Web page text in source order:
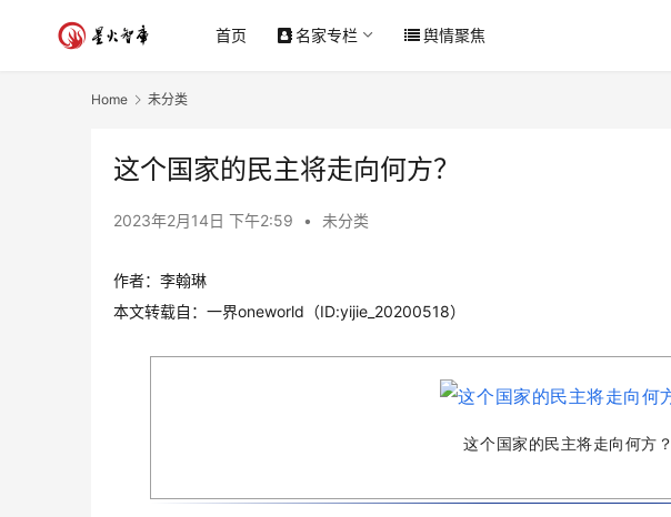
首页 名家专栏 舆情聚焦
Home 未分类
这个国家的民主将走向何方？
2023年2月14日 下午2:59 • 未分类
作者：李翰琳
本文转载自：一界oneworld（ID:yijie_20200518）
这个国家的民主将走向何方？